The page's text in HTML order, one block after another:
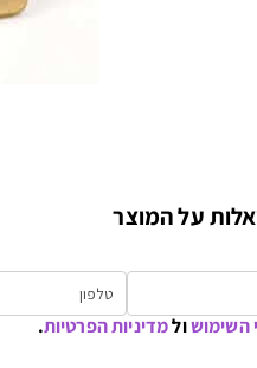
על המוצר
השימושולמדיניות הפרטיות.